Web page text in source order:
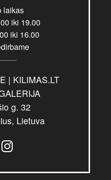
laikas
iki 19.00
iki 16.00
| KILIMAS.LT
g. 32
Lietuva